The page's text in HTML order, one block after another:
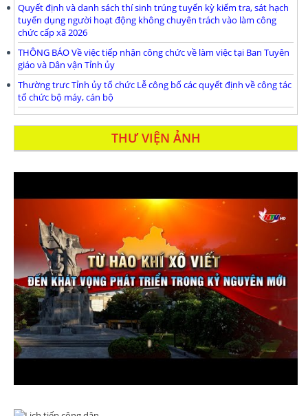
Quyết định và danh sách thí sinh trúng tuyển kỳ kiểm tra, sát hạch
tuyển dụng người hoạt động không chuyên trách vào làm công
chức cấp xã 2026
THÔNG BÁO Về việc tiếp nhận công chức về làm việc tại Ban Tuyên
giáo và Dân vận Tỉnh ủy
Thường trưc Tỉnh ủy tổ chức Lễ công bố các quyết định về công tác
tổ chức bộ máy, cán bộ
THƯ VIỆN ẢNH